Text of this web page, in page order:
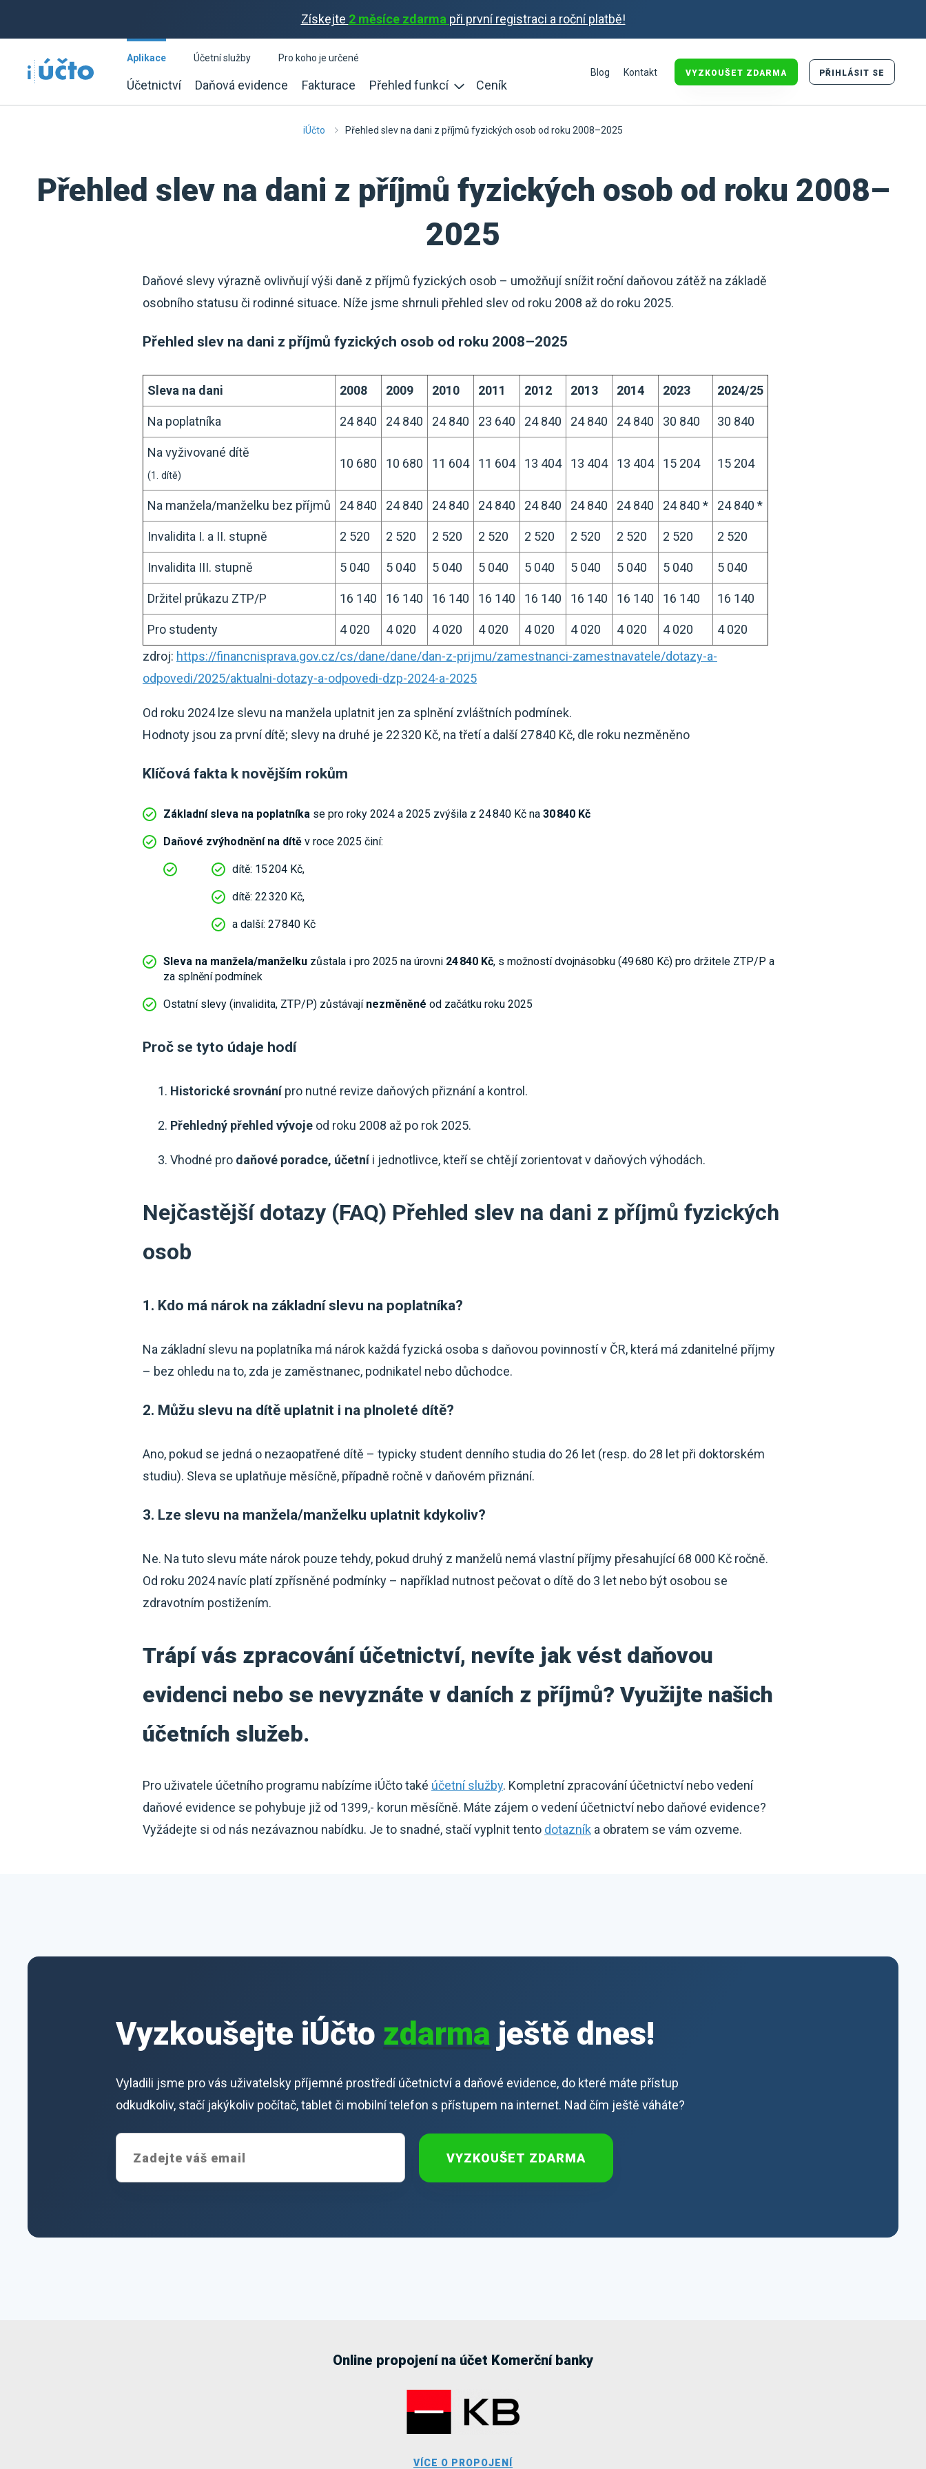
Získejte 2 měsíce zdarma při první registraci a roční platbě!
Aplikace
Účetnictví Daňová evidence Fakturace Přehled funkcí Ceník
Účetní služby
Pro koho je určené
Blog
Kontakt VYZKOUŠET ZDARMA PŘIHLÁSIT SE
iÚčto Přehled slev na dani z příjmů fyzických osob od roku 2008–2025
Přehled slev na dani z příjmů fyzických osob od roku 2008–
2025
Daňové slevy výrazně ovlivňují výši daně z příjmů fyzických osob – umožňují snížit roční daňovou zátěž na základě
osobního statusu či rodinné situace. Níže jsme shrnuli přehled slev od roku 2008 až do roku 2025.
Přehled slev na dani z příjmů fyzických osob od roku 2008–2025
Sleva na dani 2008 2009 2010 2011 2012 2013 2014 2023 2024/25
Na poplatníka 24 840 24 840 24 840 23 640 24 840 24 840 24 840 30 840 30 840
Na vyživované dítě
(1. dítě)
10 680 10 680 11 604 11 604 13 404 13 404 13 404 15 204 15 204
Na manžela/manželku bez příjmů 24 840 24 840 24 840 24 840 24 840 24 840 24 840 24 840 * 24 840 *
Invalidita I. a II. stupně 2 520 2 520 2 520 2 520 2 520 2 520 2 520 2 520 2 520
Invalidita III. stupně 5 040 5 040 5 040 5 040 5 040 5 040 5 040 5 040 5 040
Držitel průkazu ZTP/P 16 140 16 140 16 140 16 140 16 140 16 140 16 140 16 140 16 140
Pro studenty 4 020 4 020 4 020 4 020 4 020 4 020 4 020 4 020
4 020
zdroj: https://financnisprava.gov.cz/cs/dane/dane/dan-z-prijmu/zamestnanci-zamestnavatele/dotazy-a-
odpovedi/2025/aktualni-dotazy-a-odpovedi-dzp-2024-a-2025
Od roku 2024 lze slevu na manžela uplatnit jen za splnění zvláštních podmínek.
Hodnoty jsou za první dítě; slevy na druhé je 22 320 Kč, na třetí a další 27 840 Kč, dle roku nezměněno
Klíčová fakta k novějším rokům
Základní sleva na poplatníka se pro roky 2024 a 2025 zvýšila z 24 840 Kč na 30 840 Kč
Daňové zvýhodnění na dítě v roce 2025 činí:
dítě: 15 204 Kč,
dítě: 22 320 Kč,
a další: 27 840 Kč
Sleva na manžela/manželku zůstala i pro 2025 na úrovni 24 840 Kč, s možností dvojnásobku (49 680 Kč) pro držitele ZTP/P a
za splnění podmínek
Ostatní slevy (invalidita, ZTP/P) zůstávají nezměněné od začátku roku 2025
Proč se tyto údaje hodí
Historické srovnánípro nutné revize daňových přiznání a kontrol.
Přehledný přehled vývoje od roku 2008 až po rok 2025.
Vhodné pro daňové poradce, účetníi jednotlivce, kteří se chtějí zorientovat v daňových výhodách.
Nejčastější dotazy (FAQ) Přehled slev na dani z příjmů fyzických
osob
1. Kdo má nárok na základní slevu na poplatníka?
Na základní slevu na poplatníka má nárok každá fyzická osoba s daňovou povinností v ČR, která má zdanitelné příjmy
– bez ohledu na to, zda je zaměstnanec, podnikatel nebo důchodce.
2. Můžu slevu na dítě uplatnit i na plnoleté dítě?
Ano, pokud se jedná o nezaopatřené dítě – typicky student denního studia do 26 let (resp. do 28 let při doktorském
studiu). Sleva se uplatňuje měsíčně, případně ročně v daňovém přiznání.
3. Lze slevu na manžela/manželku uplatnit kdykoliv?
Ne. Na tuto slevu máte nárok pouze tehdy, pokud druhý z manželů nemá vlastní příjmy přesahující 68 000 Kč ročně.
Od roku 2024 navíc platí zpřísněné podmínky – například nutnost pečovat o dítě do 3 let nebo být osobou se
zdravotním postižením.
Trápí vás zpracování účetnictví, nevíte jak vést daňovou
evidenci nebo se nevyznáte v daních z příjmů? Využijte našich
účetních služeb.
Pro uživatele účetního programu nabízíme iÚčto také účetní služby. Kompletní zpracování účetnictví nebo vedení
daňové evidence se pohybuje již od 1399,- korun měsíčně. Máte zájem o vedení účetnictví nebo daňové evidence?
Vyžádejte si od nás nezávaznou nabídku. Je to snadné, stačí vyplnit tento dotazník a obratem se vám ozveme.
Vyzkoušejte iÚčto zdarma ještě dnes!
Vyladili jsme pro vás uživatelsky příjemné prostředí účetnictví a daňové evidence, do které máte přístup
odkudkoliv, stačí jakýkoliv počítač, tablet či mobilní telefon s přístupem na internet. Nad čím ještě váháte?
VYZKOUŠET ZDARMA
Online propojení na účet Komerční banky
VÍCE O PROPOJENÍ